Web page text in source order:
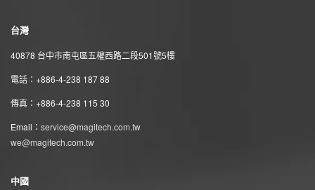
台灣
40878 台中市南屯區五權西路二段501號5樓
電話：+886-4-238 187 88
傳真：+886-4-238 115 30
Email： service@magitech.com.tw
we@magitech.com.tw
中國